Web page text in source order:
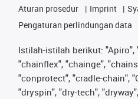
Aturan prosedur
Imprint
Pengaturan perlindungan data
Istilah-istilah berikut: "Apiro",
"chainflex", "chainge",
"conprotect", "cradle-chain",
"dryspin", "dry-tech",